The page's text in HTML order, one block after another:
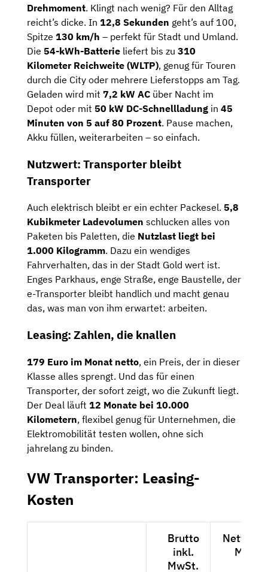
Drehmoment. Klingt nach wenig? Für den Alltag
reicht’s dicke. In 12,8 Sekunden geht’s auf 100,
Spitze 130 km/h – perfekt für Stadt und Umland.
Die 54-kWh-Batterie liefert bis zu 310
Kilometer Reichweite (WLTP), genug für Touren
durch die City oder mehrere Lieferstopps am Tag.
Geladen wird mit 7,2 kW AC über Nacht im
Depot oder mit 50 kW DC-Schnellladung in 45
Minuten von 5 auf 80 Prozent. Pause machen,
Akku füllen, weiterarbeiten – so einfach.
Nutzwert: Transporter bleibt
Transporter
Auch elektrisch bleibt er ein echter Packesel. 5,8
Kubikmeter Ladevolumen schlucken alles von
Paketen bis Paletten, die Nutzlast liegt bei
1.000 Kilogramm. Dazu ein wendiges
Fahrverhalten, das in der Stadt Gold wert ist.
Enges Parkhaus, enge Straße, enge Baustelle, der
e-Transporter bleibt handlich und macht genau
das, was man von ihm erwartet: arbeiten.
Leasing: Zahlen, die knallen
179 Euro im Monat netto, ein Preis, der in dieser
Klasse alles sprengt. Und das für einen
Transporter, der sofort zeigt, wo die Zukunft liegt.
Der Deal läuft 12 Monate bei 10.000
Kilometern, flexibel genug für Unternehmen, die
Elektromobilität testen wollen, ohne sich
jahrelang zu binden.
VW Transporter: Leasing-
Kosten
Brutto
inkl.
MwSt.
Netto
MwSt.